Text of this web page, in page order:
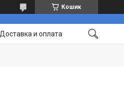
Кошик
Доставка и оплата